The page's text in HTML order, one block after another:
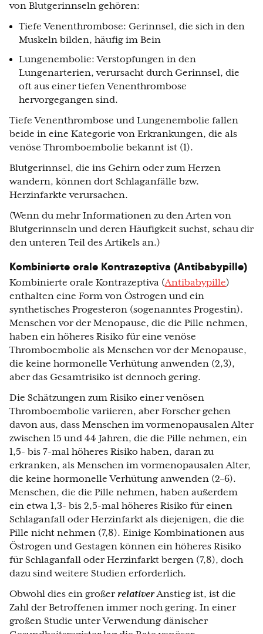
von Blutgerinnseln gehören:
Tiefe Venenthrombose: Gerinnsel, die sich in den
Muskeln bilden, häufig im Bein
Lungenembolie: Verstopfungen in den
Lungenarterien, verursacht durch Gerinnsel, die
oft aus einer tiefen Venenthrombose
hervorgegangen sind.
Tiefe Venenthrombose und Lungenembolie fallen
beide in eine Kategorie von Erkrankungen, die als
venöse Thromboembolie bekannt ist (1).
Blutgerinnsel, die ins Gehirn oder zum Herzen
wandern, können dort Schlaganfälle bzw.
Herzinfarkte verursachen.
(Wenn du mehr Informationen zu den Arten von
Blutgerinnseln und deren Häufigkeit suchst, schau dir
den unteren Teil des Artikels an.)
Kombinierte orale Kontrazeptiva (Antibabypille)
Kombinierte orale Kontrazeptiva (Antibabypille)
enthalten eine Form von Östrogen und ein
synthetisches Progesteron (sogenanntes Progestin).
Menschen vor der Menopause, die die Pille nehmen,
haben ein höheres Risiko für eine venöse
Thromboembolie als Menschen vor der Menopause,
die keine hormonelle Verhütung anwenden (2,3),
aber das Gesamtrisiko ist dennoch gering.
Die Schätzungen zum Risiko einer venösen
Thromboembolie variieren, aber Forscher gehen
davon aus, dass Menschen im vormenopausalen Alter
zwischen 15 und 44 Jahren, die die Pille nehmen, ein
1,5- bis 7-mal höheres Risiko haben, daran zu
erkranken, als Menschen im vormenopausalen Alter,
die keine hormonelle Verhütung anwenden (2–6).
Menschen, die die Pille nehmen, haben außerdem
ein etwa 1,3- bis 2,5-mal höheres Risiko für einen
Schlaganfall oder Herzinfarkt als diejenigen, die die
Pille nicht nehmen (7,8). Einige Kombinationen aus
Östrogen und Gestagen können ein höheres Risiko
für Schlaganfall oder Herzinfarkt bergen (7,8), doch
dazu sind weitere Studien erforderlich.
Obwohl dies ein großer relativerAnstieg ist, ist die
Zahl der Betroffenen immer noch gering. In einer
großen Studie unter Verwendung dänischer